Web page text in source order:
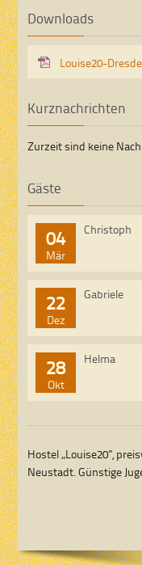
Downloads
Louise20-
Kurznachrichten
Zurzeit sind keine
Gäste
04
Mär
Christoph
22
Dez
Gabriele
28
Okt
Helma
Hostel „Louise20”,
Neustadt. Günstige